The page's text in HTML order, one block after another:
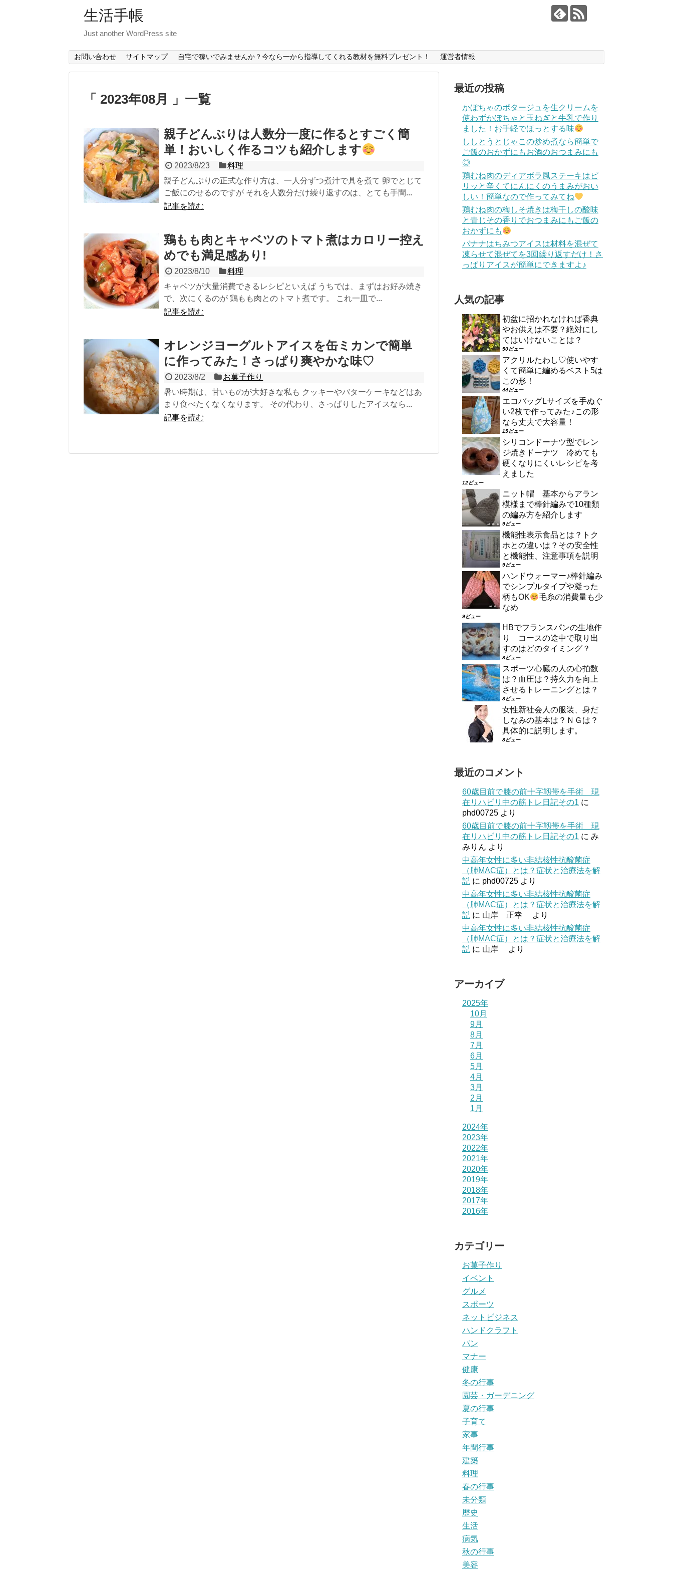
生活手帳
Just another WordPress site
お問い合わせ サイトマップ 自宅で稼いでみませんか？今なら一から指導してくれる教材を無料プレゼント！ 運営者情報
「 2023年08月 」一覧
親子どんぶりは人数分一度に作るとすごく簡
単！おいしく作るコツも紹介します
2023/8/23
料理
親子どんぶりの正式な作り方は、一人分ずつ煮汁で具を煮て 卵でとじて
ご飯にのせるのですが それを人数分だけ繰り返すのは、とても手間...
記事を読む
鶏もも肉とキャベツのトマト煮はカロリー控え
めでも満足感あり!
2023/8/10
料理
キャベツが大量消費できるレシピといえば うちでは、まずはお好み焼き
で、次にくるのが 鶏もも肉とのトマト煮です。 これ一皿で...
記事を読む
オレンジヨーグルトアイスを缶ミカンで簡単
に作ってみた！さっぱり爽やかな味♡
2023/8/2
お菓子作り
暑い時期は、甘いものが大好きな私も クッキーやバターケーキなどはあ
まり食べたくなくなります。 その代わり、さっぱりしたアイスなら...
記事を読む
最近の投稿
かぼちゃのポタージュを生クリームを
使わずかぼちゃと玉ねぎと牛乳で作り
ました！お手軽でほっとする味
ししとうとじゃこの炒め煮なら簡単で
ご飯のおかずにもお酒のおつまみにも
◎
鶏むね肉のディアボラ風ステーキはピ
リッと辛くてにんにくのうまみがおい
しい！簡単なので作ってみてね
鶏むね肉の梅しそ焼きは梅干しの酸味
と青じその香りでおつまみにもご飯の
おかずにも
バナナはちみつアイスは材料を混ぜて
凍らせて混ぜてを3回繰り返すだけ！さ
っぱりアイスが簡単にできますよ♪
人気の記事
初盆に招かれなければ香典
やお供えは不要？絶対にし
てはいけないことは？
50ビュー
アクリルたわし♡使いやす
くて簡単に編めるベスト5は
この形！
44ビュー
エコバッグLサイズを手ぬぐ
い2枚で作ってみた♪この形
なら丈夫で大容量！
15ビュー
シリコンドーナツ型でレン
ジ焼きドーナツ 冷めても
硬くなりにくいレシピを考
えました
12ビュー
ニット帽 基本からアラン
模様まで棒針編みで10種類
の編み方を紹介します
9ビュー
機能性表示食品とは？トク
ホとの違いは？その安全性
と機能性、注意事項を説明
9ビュー
ハンドウォーマー♪棒針編み
でシンプルタイプや凝った
柄もOK
毛糸の消費量も少
なめ
9ビュー
HBでフランスパンの生地作
り コースの途中で取り出
すのはどのタイミング？
8ビュー
スポーツ心臓の人の心拍数
は？血圧は？持久力を向上
させるトレーニングとは？
8ビュー
女性新社会人の服装、身だ
しなみの基本は？ＮＧは？
具体的に説明します。
8ビュー
最近のコメント
60歳目前で膝の前十字靱帯を手術 現
在リハビリ中の筋トレ日記その1 に
phd00725 より
60歳目前で膝の前十字靱帯を手術 現
在リハビリ中の筋トレ日記その1 に み
みりん より
中高年女性に多い非結核性抗酸菌症
（肺MAC症）とは？症状と治療法を解
説 に phd00725 より
中高年女性に多い非結核性抗酸菌症
（肺MAC症）とは？症状と治療法を解
説 に 山岸 正幸
より
中高年女性に多い非結核性抗酸菌症
（肺MAC症）とは？症状と治療法を解
説 に 山岸 より
アーカイブ
2025年
10月
9月
8月
7月
6月
5月
4月
3月
2月
1月
2024年
2023年
2022年
2021年
2020年
2019年
2018年
2017年
2016年
カテゴリー
お菓子作り
イベント
グルメ
スポーツ
ネットビジネス
ハンドクラフト
パン
マナー
健康
冬の行事
園芸・ガーデニング
夏の行事
子育て
家事
年間行事
建築
料理
春の行事
未分類
歴史
生活
病気
秋の行事
美容